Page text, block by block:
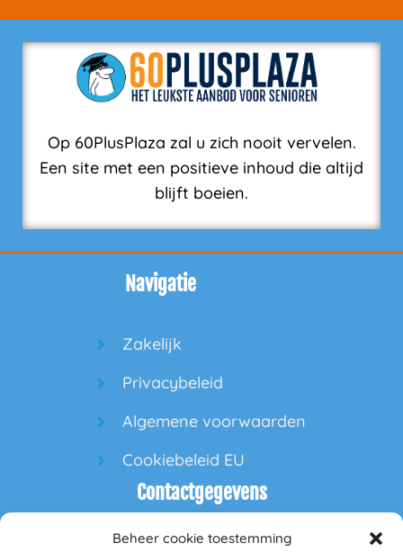
Beheer cookie toestemming
Op 60PlusPlaza zal u zich nooit vervelen.
Een site met een positieve inhoud die altijd
blijft boeien.
Navigatie
Zakelijk
Privacybeleid
Algemene voorwaarden
Cookiebeleid EU
Contactgegevens